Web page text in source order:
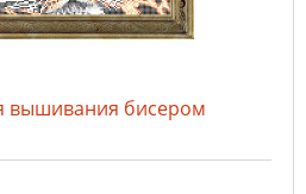
вышивания бисером